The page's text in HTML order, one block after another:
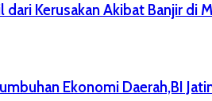
Kerusakan Akibat Banjir di
Ekonomi Daerah,BI